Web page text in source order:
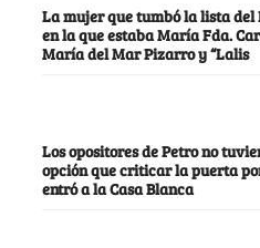
La mujer que tumbó la lista del
en la que estaba María Fda.
María del Mar Pizarro y “Lalis
Los opositores de Petro no
opción que criticar la puerta
entró a la Casa Blanca